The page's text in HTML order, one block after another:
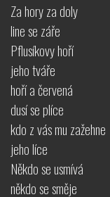
Za hory za doly
line se záře
Pflusíkovy hoří
jeho tváře
hoří a červená
dusí se plíce
kdo z vás mu zažehne
jeho líce
Někdo se usmívá
někdo se směje